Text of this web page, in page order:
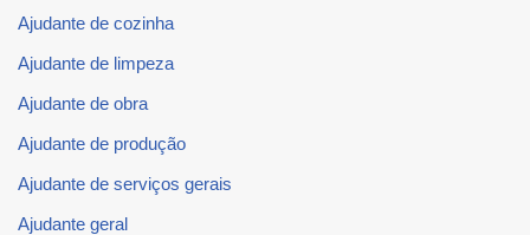
Ajudante de cozinha
Ajudante de limpeza
Ajudante de obra
Ajudante de produção
Ajudante de serviços gerais
Ajudante geral